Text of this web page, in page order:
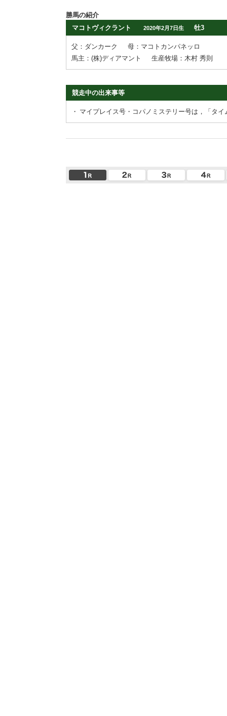
勝馬の紹介
マコトヴィクラント
2020年2月7日生 牡3
父：ダンカーク
母：マコトカンパネッロ
馬主：(株)ディアマント
生産牧場：木村 秀則
競走中の出来事等
・ マイプレイス号・コパノミステリー号は，「タ